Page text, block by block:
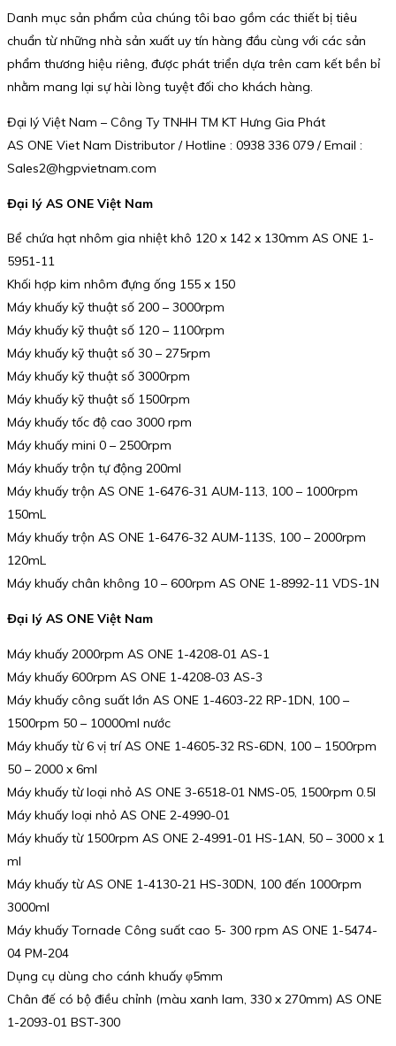
Danh mục sản phẩm của chúng tôi bao gồm các thiết bị tiêu
chuẩn từ những nhà sản xuất uy tín hàng đầu cùng với các sản
phẩm thương hiệu riêng, được phát triển dựa trên cam kết bền bỉ
nhằm mang lại sự hài lòng tuyệt đối cho khách hàng.
Đại lý Việt Nam – Công Ty TNHH TM KT Hưng Gia Phát
AS ONE Viet Nam Distributor / Hotline : 0938 336 079 / Email :
Sales2@hgpvietnam.com
Đại lý AS ONE Việt Nam
Bể chứa hạt nhôm gia nhiệt khô 120 x 142 x 130mm AS ONE 1-
5951-11
Khối hợp kim nhôm đựng ống 155 x 150
Máy khuấy kỹ thuật số 200 – 3000rpm
Máy khuấy kỹ thuật số 120 – 1100rpm
Máy khuấy kỹ thuật số 30 – 275rpm
Máy khuấy kỹ thuật số 3000rpm
Máy khuấy kỹ thuật số 1500rpm
Máy khuấy tốc độ cao 3000 rpm
Máy khuấy mini 0 – 2500rpm
Máy khuấy trộn tự động 200ml
Máy khuấy trộn AS ONE 1-6476-31 AUM-113, 100 – 1000rpm
150mL
Máy khuấy trộn AS ONE 1-6476-32 AUM-113S, 100 – 2000rpm
120mL
Máy khuấy chân không 10 – 600rpm AS ONE 1-8992-11 VDS-1N
Đại lý AS ONE Việt Nam
Máy khuấy 2000rpm AS ONE 1-4208-01 AS-1
Máy khuấy 600rpm AS ONE 1-4208-03 AS-3
Máy khuấy công suất lớn AS ONE 1-4603-22 RP-1DN, 100 –
1500rpm 50 – 10000ml nước
Máy khuấy từ 6 vị trí AS ONE 1-4605-32 RS-6DN, 100 – 1500rpm
50 – 2000 x 6ml
Máy khuấy từ loại nhỏ AS ONE 3-6518-01 NMS-05, 1500rpm 0.5l
Máy khuấy loại nhỏ AS ONE 2-4990-01
Máy khuấy từ 1500rpm AS ONE 2-4991-01 HS-1AN, 50 – 3000 x 1
ml
Máy khuấy từ AS ONE 1-4130-21 HS-30DN, 100 đến 1000rpm
3000ml
Máy khuấy Tornade Công suất cao 5- 300 rpm AS ONE 1-5474-
04 PM-204
Dụng cụ dùng cho cánh khuấy φ5mm
Chân đế có bộ điều chỉnh (màu xanh lam, 330 x 270mm) AS ONE
1-2093-01 BST-300